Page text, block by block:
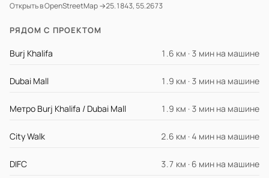
Открыть в OpenStreetMap →25.1843, 55.2673
РЯДОМ С ПРОЕКТОМ
Burj Khalifa 1.6 км · 3 мин на машине
Dubai Mall 1.9 км · 3 мин на машине
Метро Burj Khalifa / Dubai Mall 1.9 км · 3 мин на машине
City Walk 2.6 км · 4 мин на машине
DIFC 3.7 км · 6 мин на машине